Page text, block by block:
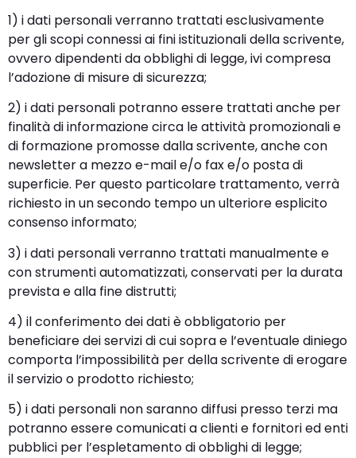
1) i dati personali verranno trattati esclusivamente
per gli scopi connessi ai fini istituzionali della scrivente,
ovvero dipendenti da obblighi di legge, ivi compresa
l’adozione di misure di sicurezza;
2) i dati personali potranno essere trattati anche per
finalità di informazione circa le attività promozionali e
di formazione promosse dalla scrivente, anche con
newsletter a mezzo e-mail e/o fax e/o posta di
superficie. Per questo particolare trattamento, verrà
richiesto in un secondo tempo un ulteriore esplicito
consenso informato;
3) i dati personali verranno trattati manualmente e
con strumenti automatizzati, conservati per la durata
prevista e alla fine distrutti;
4) il conferimento dei dati è obbligatorio per
beneficiare dei servizi di cui sopra e l’eventuale diniego
comporta l’impossibilità per della scrivente di erogare
il servizio o prodotto richiesto;
5) i dati personali non saranno diffusi presso terzi ma
potranno essere comunicati a clienti e fornitori ed enti
pubblici per l’espletamento di obblighi di legge;